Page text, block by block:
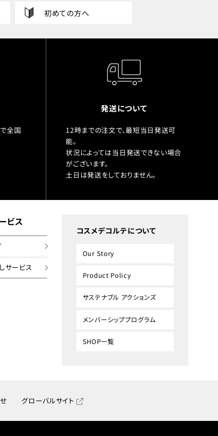
初めての方へ
全国
発送について
12時までの注文で、最短当日発送可
能。
状況によっては当日発送できない場合
がございます。
土日は発送をしておりません。
ビス
サービス
コスメデコルテについて
Our Story
Product Policy
サステナブル アクションズ
メンバーシッププログラム
SHOP一覧
グローバルサイト